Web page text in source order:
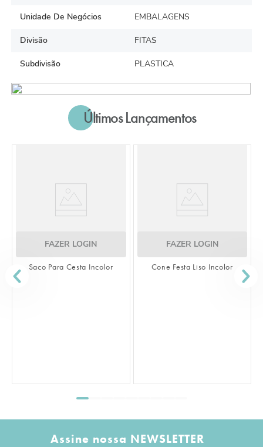
Unidade De Negócios EMBALAGENS
Divisão FITAS
Subdivisão PLASTICA
Últimos Lançamentos
Cesta Incolor Cone Festa Liso Incolor
FAZER
Assine nossa NEWSLETTER